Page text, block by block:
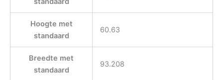
Hoogte met
standaard
60.63
Breedte met
standaard
93.208